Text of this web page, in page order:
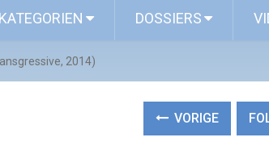
KATEGORIEN DOSSIERS
2014)
VORIGE